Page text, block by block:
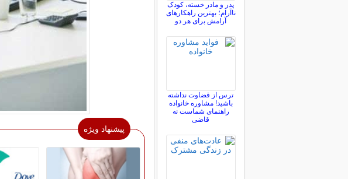
پیشنهاد ویژه
پدر و مادر خسته، کودک
ناآرام؛ بهترین راهکارهای
آرامش برای هر دو
ترس از قضاوت نداشته
باشید! مشاوره خانواده
راهنمای شماست نه
قاضی